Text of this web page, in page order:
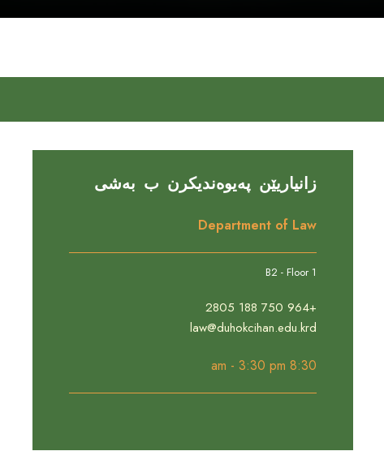
زانیاریێن پەیوەندیکرن ب بەشی
Department of Law
B2 - Floor 1
+964 750 188 2805
law@duhokcihan.edu.krd
8:30 am - 3:30 pm